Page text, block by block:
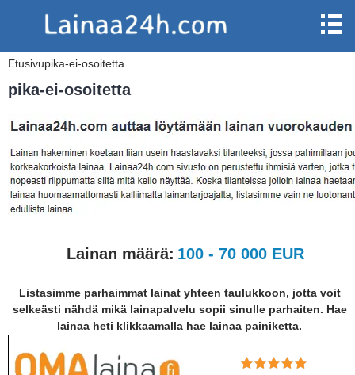
Etusivupika-ei-osoitetta
pika-ei-osoitetta
Lainan määrä: 100 - 70 000 EUR
Listasimme parhaimmat lainat yhteen taulukkoon, jotta voit
selkeästi nähdä mikä lainapalvelu sopii sinulle parhaiten. Hae
lainaa heti klikkaamalla hae lainaa painiketta.